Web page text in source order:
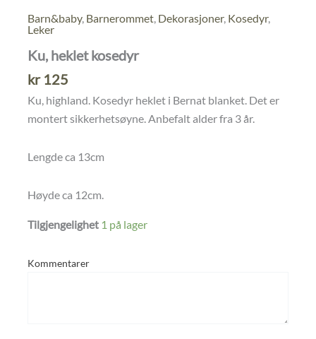
Barn&baby, Barnerommet Dekorasjoner, Kosedyr,
Leker
Ku, heklet kosedyr
kr125
Ku, highland. Kosedyr heklet i Bernat blanket. Det er
montert sikkerhetsøyne. Anbefalt alder fra 3 år.
Lengde ca 13cm
Høyde ca 12cm.
Tilgjengelighet 1 på lager
Kommentarer